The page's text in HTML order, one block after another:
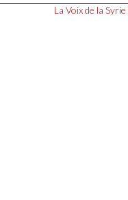
La Voix de la Syrie